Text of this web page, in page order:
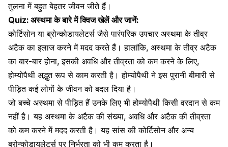
तुलना में बहुत बेहतर जीवन जीते हैं।
Quiz: अस्थमा के बारे में क्विज खेलें और जानें:
कोर्टिसोन या ब्रोन्कोडायलेटर्स जैसे पारंपरिक उपचार अस्थमा के तीव्र
अटैक का इलाज करने में मदद करते हैं। हालांकि, अस्थमा के तीव्र अटैक
का बार-बार होना, इसकी अवधि और तीव्रता को कम करने के लिए,
होम्योपैथी अद्भुत रूप से काम करती है। होम्योपैथी ने इस पुरानीबीमारी से
पीड़ित कई लोगों के जीवनको बदल दिया है।
जो बच्चे अस्थमा से पीड़ित हैं उनके लिए भी होम्योपैथी किसी वरदान से कम
नहीं है। यह अस्थमा के अटैक की संख्या, अवधि और अटैक की तीव्रता
को कम करने में मदद करती है। यह सांस की कोर्टिसोन और अन्य
ब्रोन्कोडायलेटर्स पर निर्भरता को भी कम करता है।